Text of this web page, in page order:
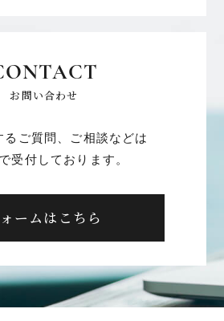
お問い合わせ
るご質問、ご相談などは
受付しております。
ームはこちら